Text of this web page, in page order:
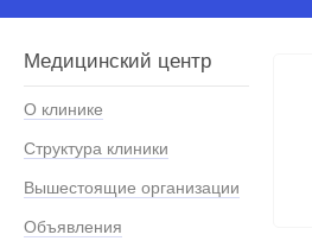
Медицинский центр
О клинике
Структура клиники
Вышестоящие организации
Объявления